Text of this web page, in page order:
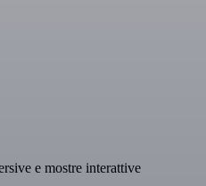
e mostre interattive